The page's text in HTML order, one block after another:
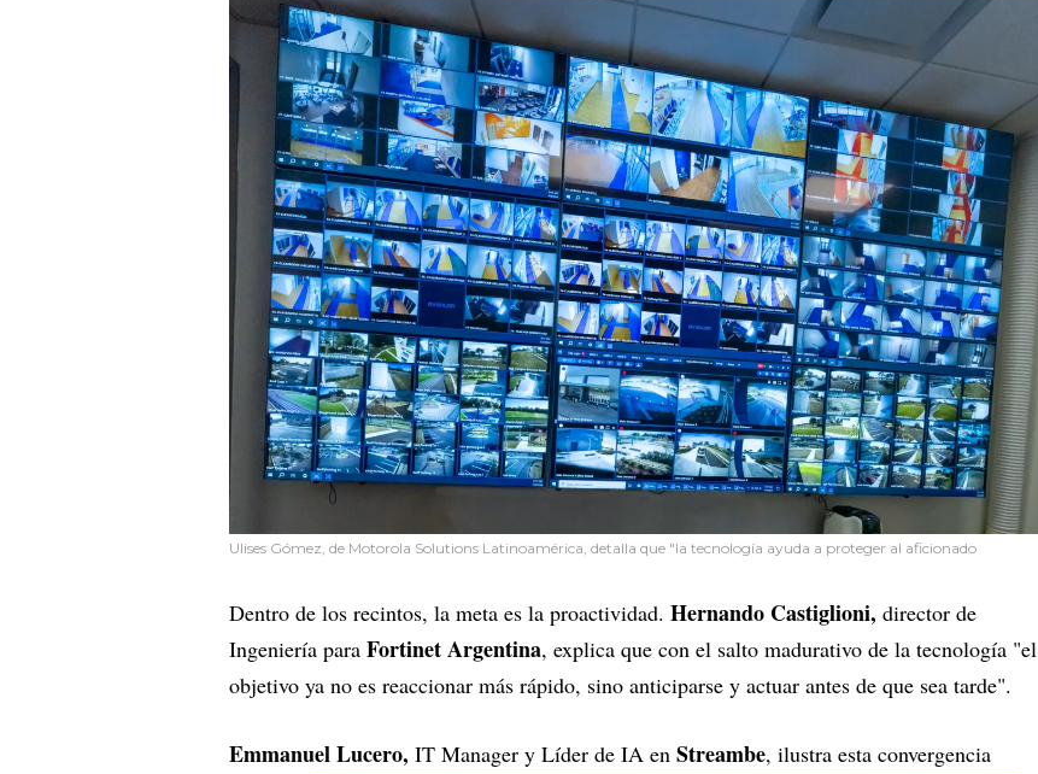
Ulises Gómez, de Motorola Solutions Latinoamérica, detalla que "la tecnología ayuda a proteger al aficionado
Dentro de los recintos, la meta es la proactividad. Hernando Castiglioni, director de
Ingeniería para Fortinet Argentina, explica que con el salto madurativo de la tecnología "el
objetivo ya no es reaccionar más rápido, sino anticiparse y actuar antes de que sea tarde".
Emmanuel Lucero, IT Manager y Líder de IA en Streambe, ilustra esta convergencia